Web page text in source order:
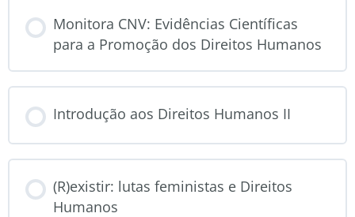
0% COMPLETO
Monitora CNV: Evidências Científicas
para a Promoção dos Direitos Humanos
0% COMPLETO
Introdução aos Direitos Humanos II
0% COMPLETO
(R)existir: lutas feministas e Direitos
Humanos